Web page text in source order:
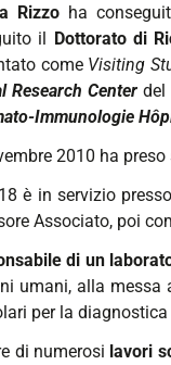
Rizzo ha
il Dottorato di
come Visiting
Research Center del
Immunologie
2010 ha
è in servizio
Associato, poi
di un
umani, alla messa
per la
di numerosi lavori